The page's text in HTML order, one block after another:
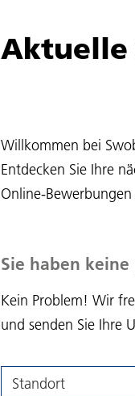
Aktuelle
Willkommen bei
Entdecken Sie Ihre
Online-
Sie haben
Kein Problem! Wir
und senden Sie Ihre
Standort